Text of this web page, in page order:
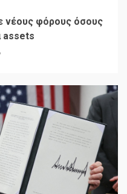
νέους φόρους όσους
assets